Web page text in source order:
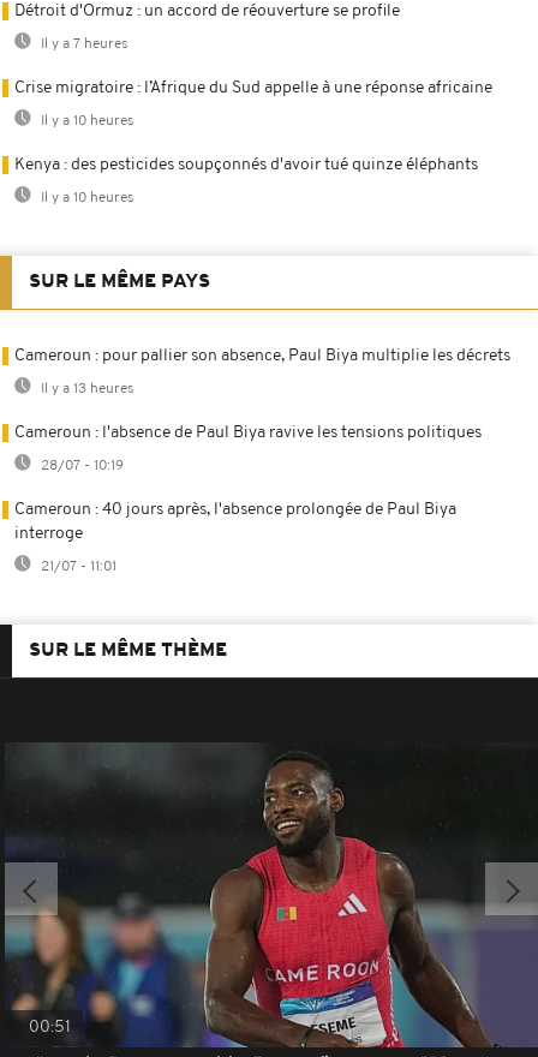
Détroit d'Ormuz : un accord de réouverture se profile
Il y a 7 heures
Crise migratoire : l’Afrique du Sud appelle à une réponse africaine
Il y a 10 heures
Kenya : des pesticides soupçonnés d'avoir tué quinze éléphants
Il y a 10 heures
SUR LE MÊME PAYS
Cameroun : pour pallier son absence, Paul Biya multiplie les décrets
Il y a 13 heures
Cameroun : l'absence de Paul Biya ravive les tensions politiques
28/07 - 10:19
Cameroun : 40 jours après, l'absence prolongée de Paul Biya
interroge
21/07 - 11:01
SUR LE MÊME THÈME
00:51